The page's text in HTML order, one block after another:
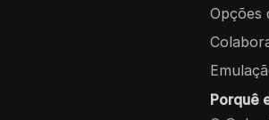
Opções
Porquê